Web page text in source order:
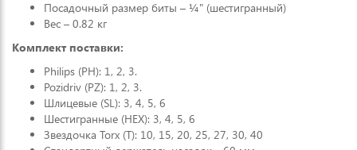
Посадочный размер биты – ¼" (шестигранный)
Вес – 0.82 кг
Комплект поставки:
Philips (PH): 1, 2, 3.
Pozidriv (PZ): 1, 2, 3.
Шлицевые (SL): 3, 4, 5, 6
Шестигранные (HEX): 3, 4, 5, 6
Звездочка Torx (T): 10, 15, 20, 25, 27, 30, 40